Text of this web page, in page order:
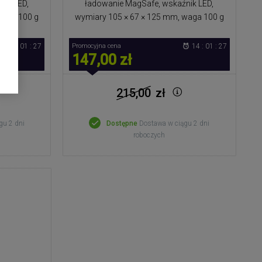
LED,
100 g
14 : 01 : 27
2 dni
ładowanie MagSafe, wskaźnik LED,
wymiary 105 × 67 × 125 mm, waga 100 g
Promocyjna cena
147,00 zł
14 : 01 : 27
215,00 zł
Dostępne Dostawa w ciągu 2 dni
roboczych